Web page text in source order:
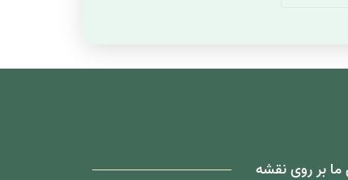
بر روی نقشه